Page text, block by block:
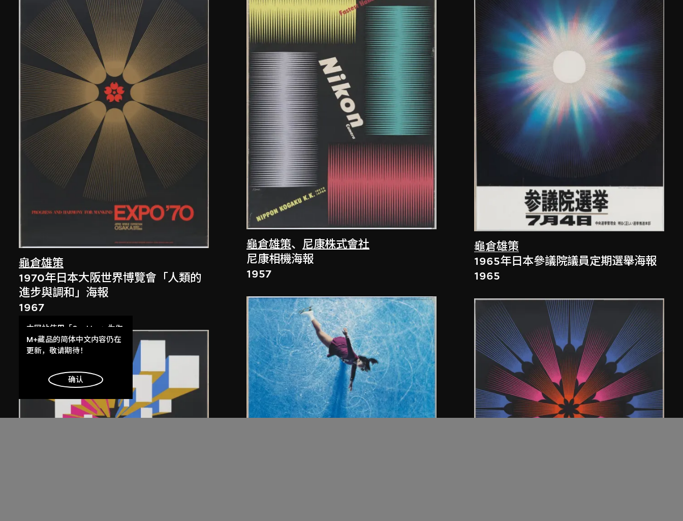
龜倉雄策
1970年日本大阪世界博覽會「人類的
進步與調和」海報
1967
龜倉雄策、 尼康株式會社
尼康相機海報
1957
龜倉雄策
1965年日本參議院議員定期選舉海報
1965
本网站使用「Cookies」为你
提供最好的网站体验。
了解更多
明白
M+藏品的简体中文内容仍在
更新，敬请期待！
确认